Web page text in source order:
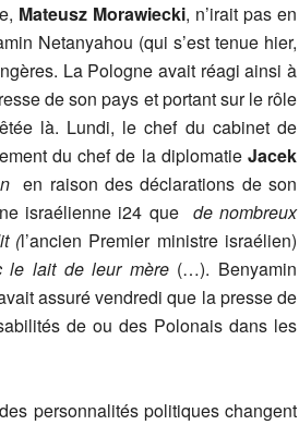
Mateusz Morawiecki, n’irait pas en
Netanyahou (qui s’est tenue hier,
La Pologne avait réagi ainsi à
de son pays et portant sur le rôle
là. Lundi, le chef du cabinet de
du chef de la diplomatie Jacek
en raison des déclarations de son
israélienne i24 que de nombreux
(l’ancien Premier ministre israélien)
le lait de leur mère(…). Benyamin
assuré vendredi que la presse de
de ou des Polonais dans les
personnalités politiques changent